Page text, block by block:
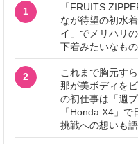
1
「FRUITS
なが待望の初水
イ」でメリハリ
下着みたいなも
2
これまで胸元す
那が美ボディを
の初仕事は「週
「Honda X4」
挑戦への想いも